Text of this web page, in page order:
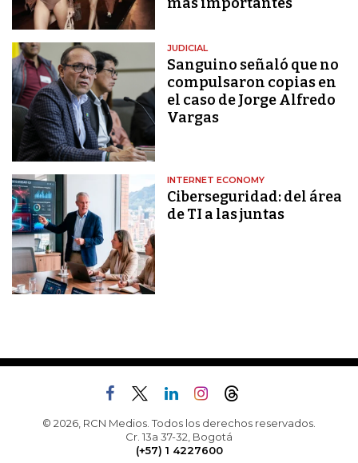
JUDICIAL
Sanguino señaló que no
compulsaron copias en
el caso de Jorge Alfredo
Vargas
INTERNET ECONOMY
Ciberseguridad: del área
de TI a las juntas
© 2026, RCN Medios. Todos los derechos reservados.
Cr. 13a 37-32, Bogotá
(+57) 1 4227600